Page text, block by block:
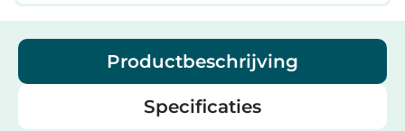
Productbeschrijving
Specificaties